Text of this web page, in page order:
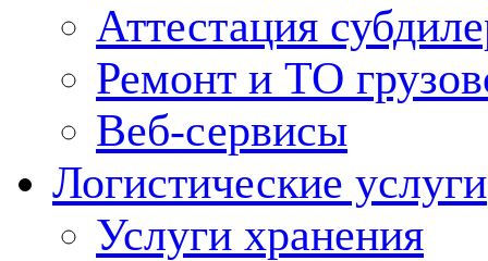
Аттестация
Ремонт и ТО
Веб-сервисы
Логистические услуги
Услуги хранения